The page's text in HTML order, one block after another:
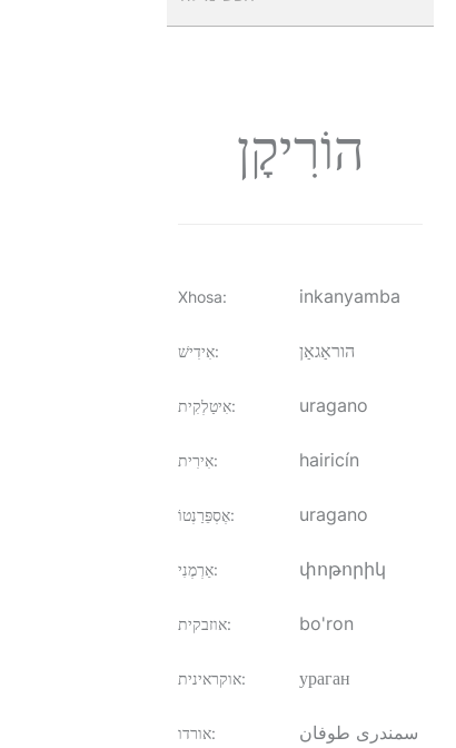
הוֹרִיקָן
Xhosa: inkanyamba
אִידִישׁ: הוראַגאַן
אִיטַלְקִית: uragano
אִירִית: hairicín
אֶסְפֵּרַנְטוֹ: uragano
אַרְמֶנִי: փոթորիկ
אוזבקית: bo'ron
אוקראינית: ураган
אורדו: سمندری طوفان